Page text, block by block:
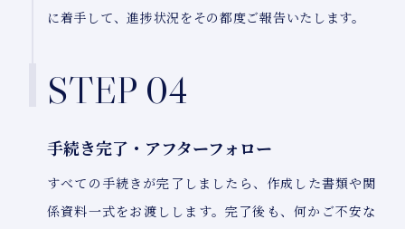
に着手して、進捗状況をその都度ご報告いたします。
STEP 04
手続き完了・アフターフォロー
すべての手続きが完了しましたら、作成した書類や関
係資料一式をお渡しします。完了後も、何かご不安な